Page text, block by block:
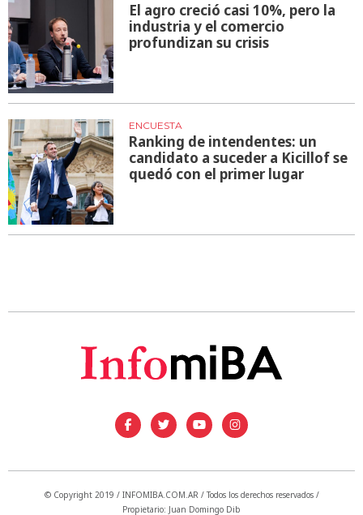
El agro creció casi 10%, pero la
industria y el comercio
profundizan su crisis
ENCUESTA
Ranking de intendentes: un
candidato a suceder a Kicillof se
quedó con el primer lugar
© Copyright 2019 / INFOMIBA.COM.AR / Todos los derechos reservados /
Propietario: Juan Domingo Dib